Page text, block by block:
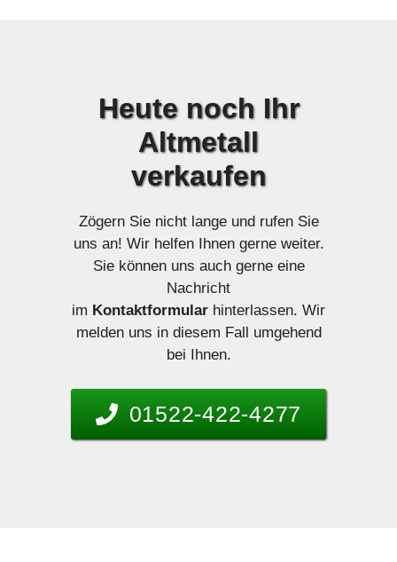
Heutenoch Ihr
Altmetall
verkaufen
Zögern Sie nicht lange und rufen Sie
uns an! Wir helfen Ihnen gerne weiter.
Sie können uns auch gerne eine
Nachricht
im Kontaktformular hinterlassen. Wir
melden uns in diesem Fall umgehend
bei Ihnen.
01522-422-4277